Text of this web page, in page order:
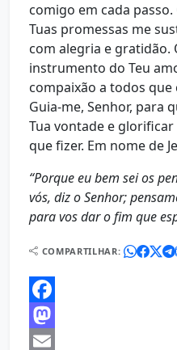
comigo em cada
Tuas promessas me
com alegria e gratidão.
instrumento do Teu
compaixão a todos
Guia-me, Senhor, para
Tua vontade e
que fizer. Em nome de
“Porque eu bem sei os
vós, diz o Senhor;
para vos dar o fim que
COMPARTILHAR:
Facebook
Mastodon